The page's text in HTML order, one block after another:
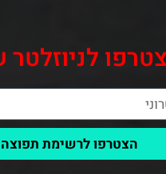
לניוזלטר
הצטרפו לרשימת תפוצה